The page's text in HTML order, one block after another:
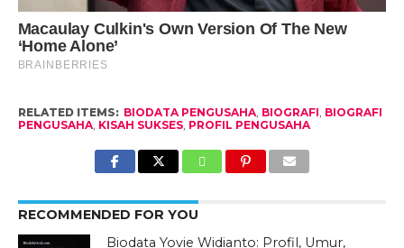
RELATED ITEMS: BIODATA PENGUSAHA, BIOGRAFI BIOGRAFI
PENGUSAHA, KISAH SUKSES, PROFIL PENGUSAHA
RECOMMENDED FOR YOU
Biodata Yovie Widianto: Profil, Umur,